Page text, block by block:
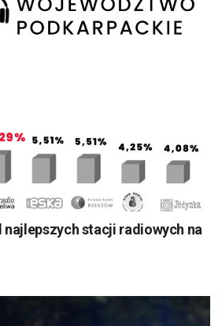
najlepszych stacji radiowych na